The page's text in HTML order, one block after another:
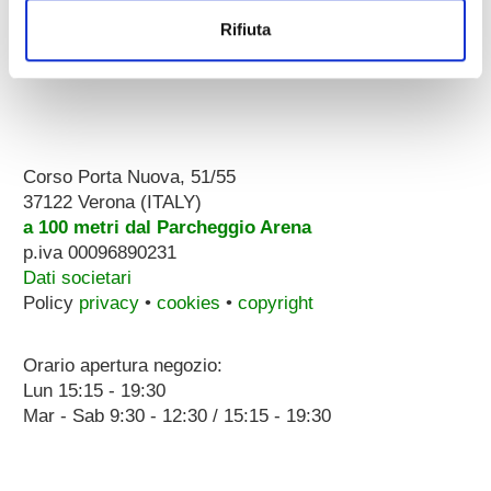
Rifiuta
Corso Porta Nuova, 51/55
37122 Verona (ITALY)
a 100 metri dal Parcheggio Arena
p.iva 00096890231
Dati societari
Policy privacy• cookies • copyright
Orario apertura negozio:
Lun 15:15 - 19:30
Mar - Sab 9:30 - 12:30 / 15:15 - 19:30